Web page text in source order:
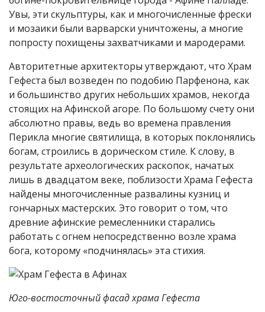
Увы, эти скульптуры, как и многочисленные фрески
и мозаики были варварски уничтожены, а многие
попросту похищены захватчиками и мародерами.
Авторитетные архитекторы утверждают, что Храм
Гефеста был возведен по подобию Парфенона, как
и большинство других небольших храмов, некогда
стоящих на Афинской агоре. По большому счету они
абсолютно правы, ведь во времена правления
Перикла многие святилища, в которых поклонялись
богам, строились в дорическом стиле. К слову, в
результате археологических раскопок, начатых
лишь в двадцатом веке, поблизости Храма Гефеста
найдены многочисленные развалины кузниц и
гончарных мастерских. Это говорит о том, что
древние афинские ремесленники старались
работать с огнем непосредственно возле храма
бога, которому «подчинялась» эта стихия.
Юго-востосточный фасад храма Гефеста